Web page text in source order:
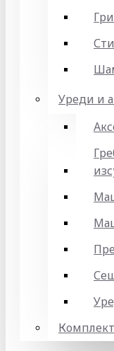
Уреди и